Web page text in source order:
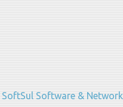
SoftSul Software & Network